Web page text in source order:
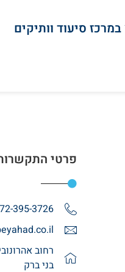
סיעוד וותיקים
פרטי
395-3726
בני ברק